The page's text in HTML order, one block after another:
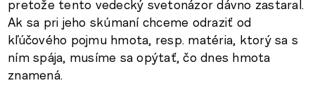
pretože tento vedecký svetonázor dávno zastaral.
Ak sa pri jeho skúmaní chceme odraziť od
kľúčového pojmu hmota, resp. matéria, ktorý sa s
ním spája, musíme sa opýtať, čo dnes hmota
znamená.